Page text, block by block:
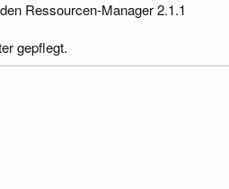
Ressourcen-Manager 2.1.1
gepflegt.